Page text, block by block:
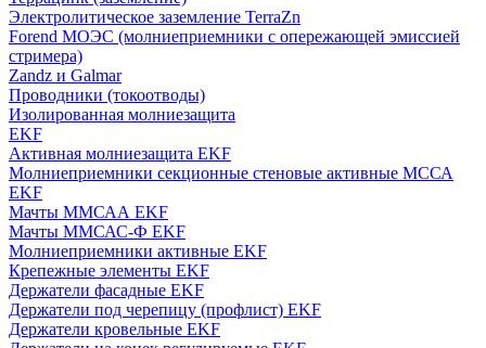
Электролитическое заземление TerraZn
Forend МОЭС (молниеприемники с опережающей эмиссией
стримера)
Zandz и Galmar
Проводники (токоотводы)
Изолированная молниезащита
EKF
Активная молниезащита EKF
Молниеприемники секционные стеновые активные МССА
EKF
Мачты ММСАА EKF
Мачты ММСАС-Ф EKF
Молниеприемники активные EKF
Крепежные элементы EKF
Держатели фасадные EKF
Держатели под черепицу (профлист) EKF
Держатели кровельные EKF